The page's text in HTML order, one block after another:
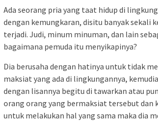
Ada seorang pria yang taat hidup di
dengan kemungkaran, disitu banyak sekali
terjadi. Judi, minum minuman, dan lain
bagaimana pemuda itu menyikapinya?
Dia berusaha dengan hatinya untuk tidak
maksiat yang ada di lingkungannya,
dengan lisannya begitu di tawarkan atau
orang orang yang bermaksiat tersebut dan
untuk melakukan hal yang sama maka dia